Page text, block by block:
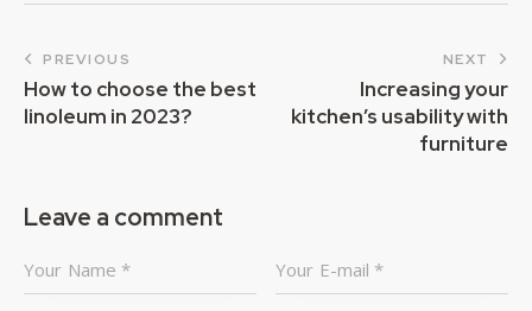
PREVIOUS
How to choose the best
linoleum in 2023?
NEXT
Increasing your
kitchen’s usability with
furniture
Leave a comment